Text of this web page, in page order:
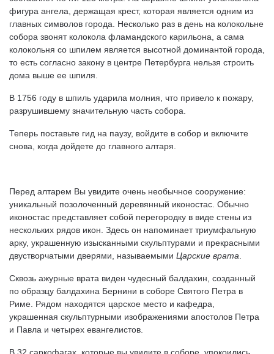
фигура ангела, держащая крест, которая является одним из
главных символов города. Несколько раз в день на колокольне
собора звонят колокола фламандского карильона, а сама
колокольня со шпилем является высотной доминантой города,
то есть согласно закону в центре Петербурга нельзя строить
дома выше ее шпиля.
В 1756 году в шпиль ударила молния, что привело к пожару,
разрушившему значительную часть собора.
Теперь поставьте гид на паузу, войдите в собор и включите
снова, когда дойдете до главного алтаря.
Перед алтарем Вы увидите очень необычное сооружение:
уникальный позолоченный деревянный иконостас. Обычно
иконостас представляет собой перегородку в виде стены из
нескольких рядов икон. Здесь он напоминает триумфальную
арку, украшенную изысканными скульптурами и прекрасными
двустворчатыми дверями, называемыми Царские врата
Сквозь ажурные врата виден чудесный балдахин, созданный
по образцу балдахина Бернини в соборе Святого Петра в
Риме. Рядом находятся царское место и кафедра,
украшенная скульптурными изображениями апостолов Петра
и Павла и четырех евангелистов.